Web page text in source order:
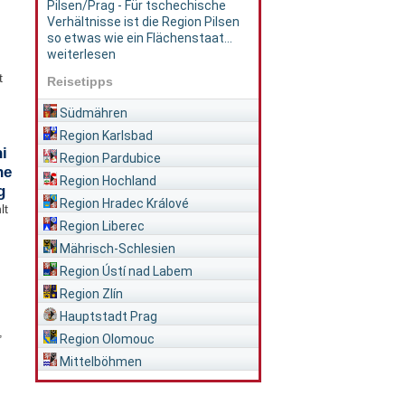
Pilsen/Prag - Für tschechische
Verhältnisse ist die Region Pilsen
so etwas wie ein Flächenstaat...
weiterlesen
Reisetipps
Südmähren
Region Karlsbad
Region Pardubice
Region Hochland
Region Hradec Králové
Region Liberec
Mährisch-Schlesien
Region Ústí nad Labem
Region Zlín
Hauptstadt Prag
Region Olomouc
Mittelböhmen